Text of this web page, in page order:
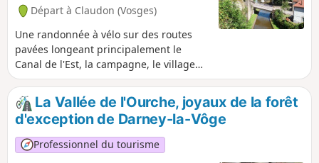
Départ à Claudon (Vosges)
Une randonnée à vélo sur des routes
pavées longeant principalement le
Canal de l'Est, la campagne, le village
historique de Fontenoy-le-Château et la
forêt. Itinéraire varié et pittoresque,
chemins faciles avec dénivelés modérés.
La Vallée de l'Ourche, joyaux de la forêt
d'exception de Darney-la-Vôge
Professionnel du tourisme